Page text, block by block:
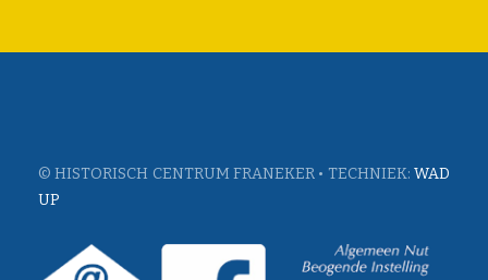
© HISTORISCH CENTRUM FRANEKER • TECHNIEK: WAD
UP